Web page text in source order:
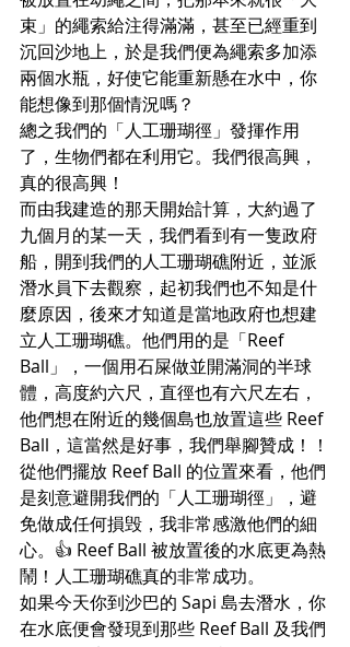
束」的繩索給注得滿滿，甚至已經重到
沉回沙地上，於是我們便為繩索多加添
兩個水瓶，好使它能重新懸在水中，你
能想像到那個情況嗎？
總之我們的「人工珊瑚徑」發揮作用
了，生物們都在利用它。我們很高興，
真的很高興！
而由我建造的那天開始計算，大約過了
九個月的某一天，我們看到有一隻政府
船，開到我們的人工珊瑚礁附近，並派
潛水員下去觀察，起初我們也不知是什
麼原因，後來才知道是當地政府也想建
立人工珊瑚礁。他們用的是「Reef
Ball」，一個用石屎做並開滿洞的半球
體，高度約六尺，直徑也有六尺左右，
他們想在附近的幾個島也放置這些 Reef
Ball，這當然是好事，我們舉腳贊成！！
從他們擺放 Reef Ball 的位置來看，他們
是刻意避開我們的「人工珊瑚徑」，避
免做成任何損毁，我非常感激他們的細
心。👍 Reef Ball 被放置後的水底更為熱
鬧！人工珊瑚礁真的非常成功。
如果今天你到沙巴的 Sapi 島去潛水，你
在水底便會發現到那些 Reef Ball 及我們